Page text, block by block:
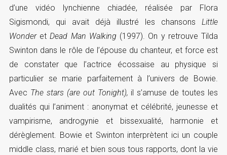
d’une vidéo lynchienne chiadée, réalisée par Flora
Sigismondi, qui avait déjà illustré les chansonsLittle
WonderetDead Man Walking (1997). On y retrouve Tilda
Swinton dans le rôle de l’épouse du chanteur, et force est
de constater que l’actrice écossaise au physique si
particulier se marie parfaitement à l’univers de Bowie.
Avec The stars (are out Tonight), il s’amuse de toutes les
dualités qui l’animent : anonymat et célébrité, jeunesse et
vampirisme, androgynie et bissexualité, harmonie et
dérèglement. Bowie et Swinton interprètent ici un couple
middle class, marié et bien sous tous rapports, dont la vie